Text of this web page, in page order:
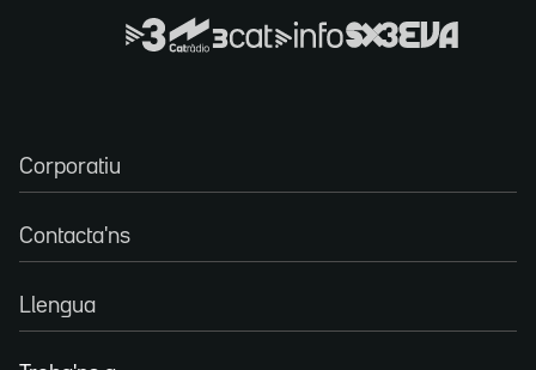
Corporatiu
Contacta'ns
Llengua